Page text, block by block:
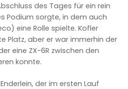
des Tages für ein rein
Podium sorgte, in dem auch
eine Rolle spielte. Kofler
Platz, aber er war immerhin der
eine ZX-6R zwischen den
konnte.
der im ersten Lauf